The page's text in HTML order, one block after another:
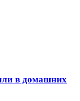
в домашних